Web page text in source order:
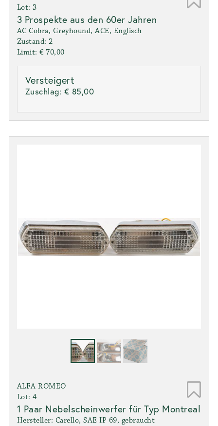
Lot: 3
3 Prospekte aus den 60er Jahren
AC Cobra, Greyhound, ACE, Englisch
Zustand: 2
Limit: € 70,00
Versteigert
Zuschlag: € 85,00
ALFA ROMEO
Lot: 4
1 Paar Nebelscheinwerfer für Typ Montreal
Hersteller: Carello, SAE IP 69, gebraucht